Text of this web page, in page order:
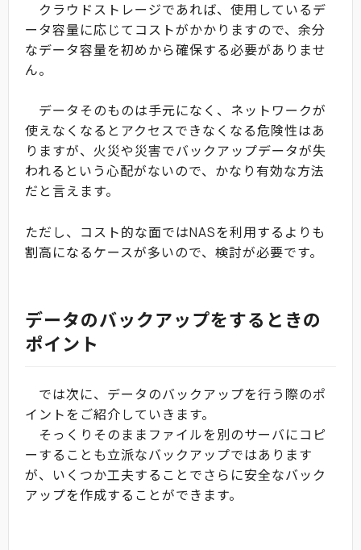
クラウドストレージであれば、使用しているデ
ータ容量に応じてコストがかかりますので、余分
なデータ容量を初めから確保する必要がありませ
ん。
データそのものは手元になく、ネットワークが
使えなくなるとアクセスできなくなる危険性はあ
りますが、火災や災害でバックアップデータが失
われるという心配がないので、かなり有効な方法
だと言えます。
ただし、コスト的な面ではNASを利用するよりも
割高になるケースが多いので、検討が必要です。
データのバックアップをするときの
ポイント
では次に、データのバックアップを行う際のポ
イントをご紹介していきます。
そっくりそのままファイルを別のサーバにコピ
ーすることも立派なバックアップではあります
が、いくつか工夫することでさらに安全なバック
アップを作成することができます。